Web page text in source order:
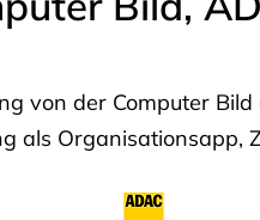
von der Computer
als Organisationsapp,